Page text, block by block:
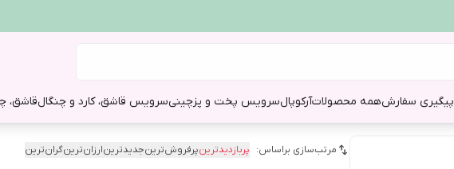
پیگیری سفارشهمه محصولاتآرکوپالسرویس پخت و پزچینیسرویس قاشق، کارد و چنگالقاشق،
مرتب‌سازی براساس: پربازدیدترینپرفروش‌ترینجدیدترینارزان‌ترینگران‌ترین